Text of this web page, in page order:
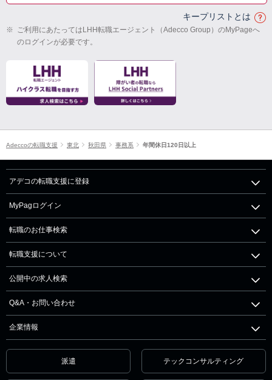
キープリストとは
※ ご利用にあたってはLHH転職エージェント（Adecco Group）のMyPageへ
のログインが必要です。
Adeccoの転職支援 東北 秋田県 事務系 年間休日120日以上
アデコの転職支援に登録
MyPagログイン
転職のお仕事検索
転職支援について
公開中の求人検索
Q&A・お問い合わせ
企業情報
派遣 テックコンサルティング